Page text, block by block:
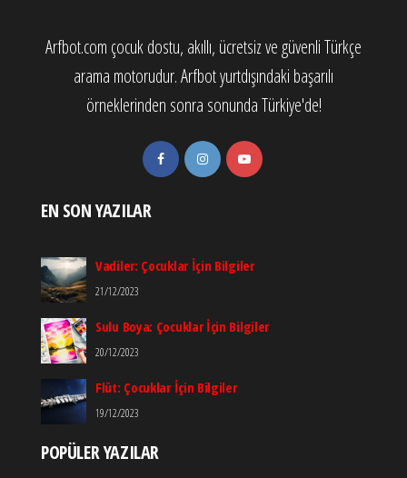
Arfbot.com çocuk dostu, akıllı, ücretsiz ve güvenli Türkçe
arama motorudur. Arfbot yurtdışındaki başarılı
örneklerinden sonra sonunda Türkiye'de!
EN SON YAZILAR
Vadiler: Çocuklar İçin Bilgiler
21/12/2023
Sulu Boya: Çocuklar İçin Bilgiler
20/12/2023
Flüt: Çocuklar İçin Bilgiler
19/12/2023
POPÜLER YAZILAR